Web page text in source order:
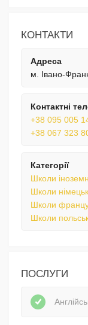
КОНТАКТИ
Адреса
м. Івано-
Контактні
+38 095 005
+38 067 323
Категорії
Школи
Школи
Школи
Школи
ПОСЛУГИ